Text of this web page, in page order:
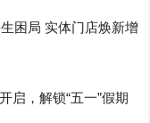
困局 实体门店焕新增
启，解锁“五一”假期